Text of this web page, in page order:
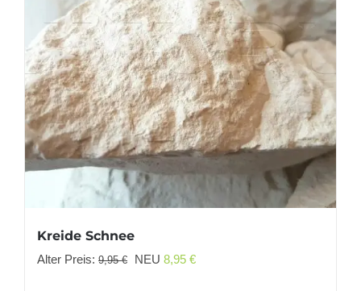
Kreide Schnee
Alter Preis: 9,95€
Ursprünglicher
NEU 8,95 €Aktueller